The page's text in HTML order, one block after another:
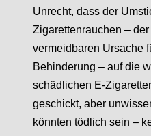
Unrecht, dass der
Zigarettenrauchen –
vermeidbaren Ursache
Behinderung – auf die
schädlichen E-
geschickt, aber
könnten tödlich sein –